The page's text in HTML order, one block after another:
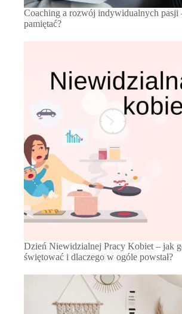
Coaching a rozwój indywidualnych pasji
pamiętać?
Dzień Niewidzialnej Pracy Kobiet – jak
świętować i dlaczego w ogóle powstał?